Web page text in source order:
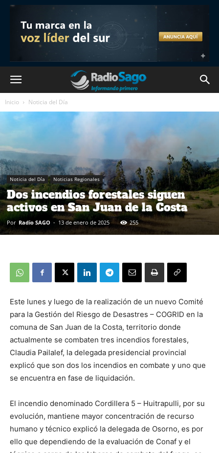
Inicio Noticia del Día
Noticia del Día Noticias Regionales
Dos incendios forestales siguen
activos en San Juan de la Costa
Por Radio SAGO - 13 de enero de 2025 255
Este lunes y luego de la realización de un nuevo Comité
para la Gestión del Riesgo de Desastres – COGRID en la
comuna de San Juan de la Costa, territorio donde
actualmente se combaten tres incendios forestales,
Claudia Pailalef, la delegada presidencial provincial
explicó que son dos los incendios en combate y uno que
se encuentra en fase de liquidación.
El incendio denominado Cordillera 5 – Huitrapulli, por su
evolución, mantiene mayor concentración de recurso
humano y técnico explicó la delegada de Osorno, es por
ello que dependiendo de la evaluación de Conaf y el